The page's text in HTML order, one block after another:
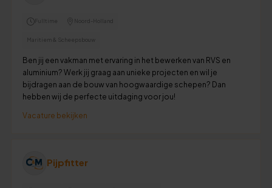
Fulltime Noord-Holland
Maritiem & Scheepsbouw
Ben jij een vakman met ervaring in het bewerken van RVS en
aluminium? Werk jij graag aan unieke projecten en wil je
bijdragen aan de bouw van hoogwaardige schepen? Dan
hebben wij de perfecte uitdaging voor jou!
Vacature bekijken
Pijpfitter